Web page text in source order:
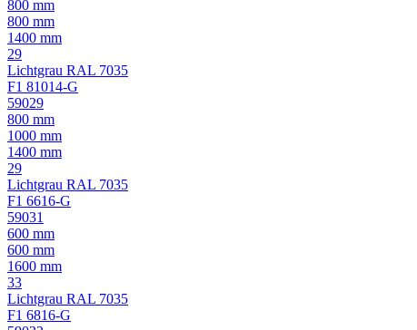
800 mm
800 mm
1400 mm
29
Lichtgrau RAL 7035
F1 81014-G
59029
800 mm
1000 mm
1400 mm
29
Lichtgrau RAL 7035
F1 6616-G
59031
600 mm
600 mm
1600 mm
33
Lichtgrau RAL 7035
F1 6816-G